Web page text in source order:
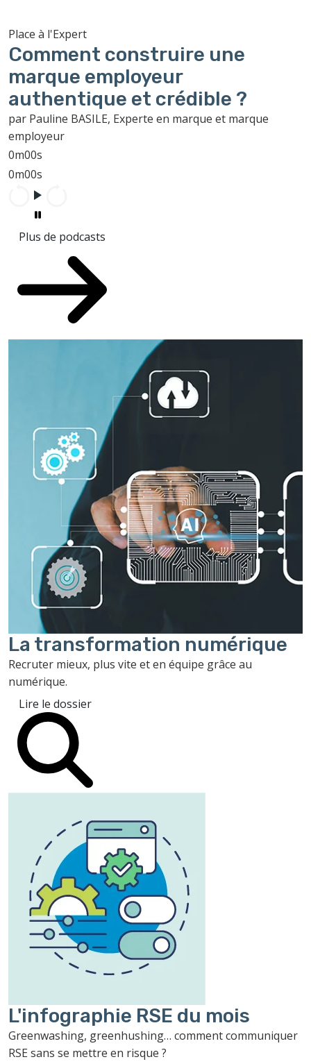
Place à l'Expert
Comment construire une
marque employeur
authentique et crédible ?
par Pauline BASILE, Experte en marque et marque
employeur
0m00s
0m00s
Plus de podcasts
La transformation numérique
Recruter mieux, plus vite et en équipe grâce au
numérique.
Lire le dossier
L'infographie RSE du mois
Greenwashing, greenhushing… comment communiquer
RSE sans se mettre en risque ?